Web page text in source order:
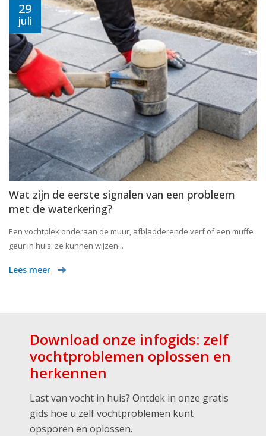
29
juli
Wat zijn de eerste signalen van een probleem
met de waterkering?
Een vochtplek onderaan de muur, afbladderende verf of een muffe
geur in huis: ze kunnen wijzen...
Lees meer
Download onze infogids: zelf
vochtproblemen oplossen en
herkennen
Last van vocht in huis? Ontdek in onze gratis
gids hoe u zelf vochtproblemen kunt
opsporen en oplossen.